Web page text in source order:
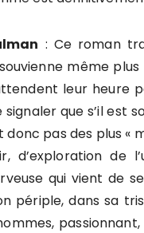
: Ce roman
même
leur heure
que s’il est
pas des plus «
de
qui vient de
périple, dans sa